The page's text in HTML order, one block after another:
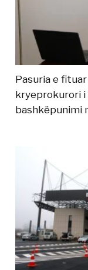
Pasuria e
kryeprokurori
bashkëpunimi